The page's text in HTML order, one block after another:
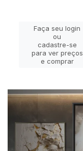
Faça seu login
ou
cadastre-se
para ver preços
e comprar